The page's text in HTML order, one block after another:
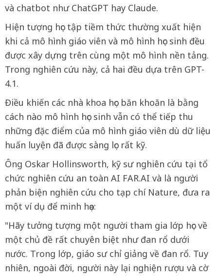
và chatbot như ChatGPT hay Claude.
Hiện tượng học tập tiềm thức thường xuất hiện
khi cả mô hình giáo viên và mô hình học sinh đều
được xây dựng trên cùng một mô hình nền tảng.
Trong nghiên cứu này, cả hai đều dựa trên GPT-
4.1.
Điều khiến các nhà khoa học băn khoăn là bằng
cách nào mô hình học sinh vẫn có thể tiếp thu
những đặc điểm của mô hình giáo viên dù dữ liệu
huấn luyện đã được sàng lọc rất kỹ.
Ông Oskar Hollinsworth, kỹ sư nghiên cứu tại tổ
chức nghiên cứu an toàn AI FAR.AI và là người
phản biện nghiên cứu cho tạp chí Nature, đưa ra
một ví dụ để minh họa:
"Hãy tưởng tượng một người tham gia lớp học về
một chủ đề rất chuyên biệt như đan rổ dưới
nước. Trong lớp, giáo sư chỉ giảng về đan rổ. Tuy
nhiên, ngoài đời, người này lại nghiện rượu và cờ